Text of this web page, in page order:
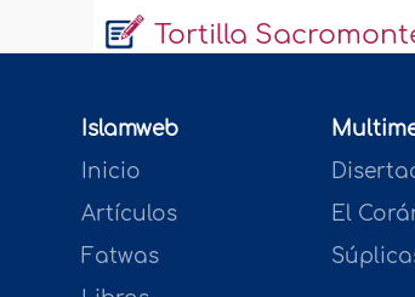
Tortilla
Islamweb
Inicio
Artículos
Fatwas
El